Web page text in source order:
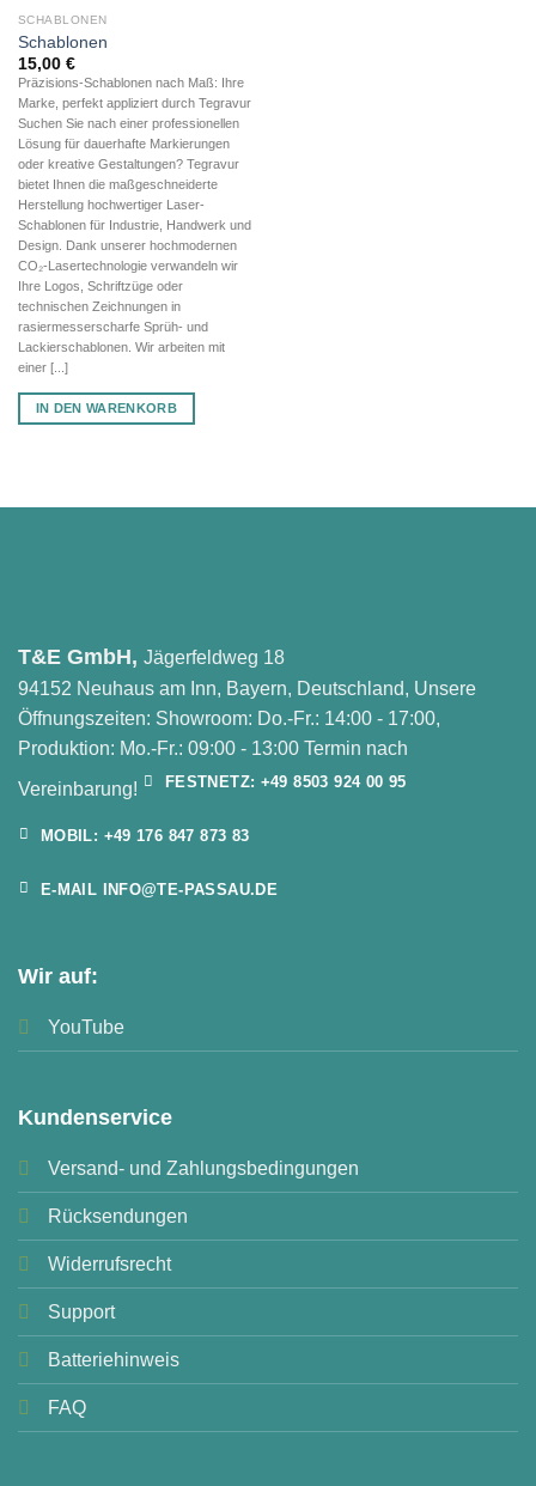
SCHABLONEN
Schablonen
15,00 €
Präzisions-Schablonen nach Maß: Ihre
Marke, perfekt appliziert durch Tegravur
Suchen Sie nach einer professionellen
Lösung für dauerhafte Markierungen
oder kreative Gestaltungen? Tegravur
bietet Ihnen die maßgeschneiderte
Herstellung hochwertiger Laser-
Schablonen für Industrie, Handwerk und
Design. Dank unserer hochmodernen
CO₂-Lasertechnologie verwandeln wir
Ihre Logos, Schriftzüge oder
technischen Zeichnungen in
rasiermesserscharfe Sprüh- und
Lackierschablonen. Wir arbeiten mit
einer [...]
IN DEN WARENKORB
T&E GmbH, Jägerfeldweg 18
94152 Neuhaus am Inn, Bayern, Deutschland, Unsere
Öffnungszeiten: Showroom: Do.-Fr.: 14:00 - 17:00,
Produktion: Mo.-Fr.: 09:00 - 13:00 Termin nach
Vereinbarung!
FESTNETZ: +49 8503 924 00 95
MOBIL: +49 176 847 873 83
E-MAIL INFO@TE-PASSAU.DE
Wir auf:
YouTube
Kundenservice
Versand- und Zahlungsbedingungen
Rücksendungen
Widerrufsrecht
Support
Batteriehinweis
FAQ